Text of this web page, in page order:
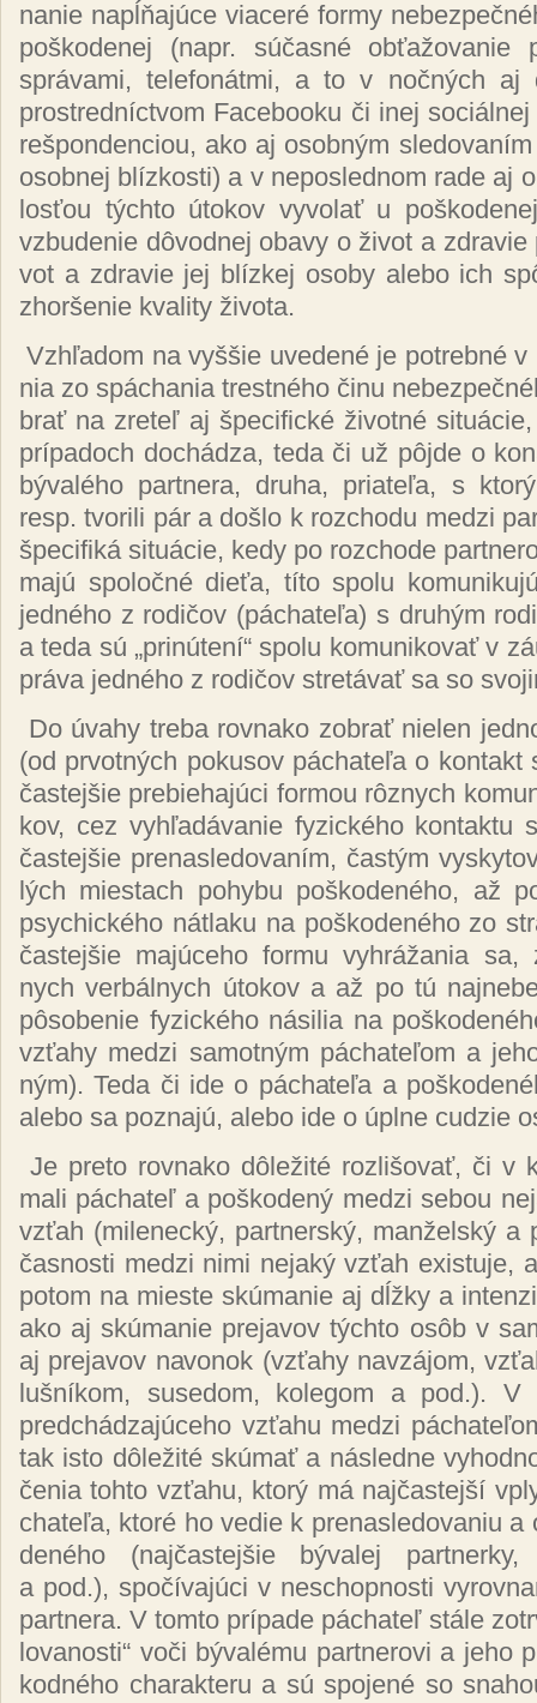
na­nie napĺňa­jú­ce via­ce­ré for­my
poš­ko­de­nej (napr. sú­čas­né ob­ťa­žo­va­nie
sprá­va­mi, te­le­fo­nát­mi, a to v noč­ných aj
pros­tred­níc­tvom Fa­ce­boo­ku či inej
reš­pon­den­ciou, ako aj osob­ným
osob­nej blíz­kos­ti) a v ne­pos­led­nom ra­de aj
los­ťou tých­to úto­kov vy­vo­lať u
vzbu­de­nie dô­vod­nej oba­vy o ži­vot a
vot a zdra­vie jej blíz­kej oso­by ale­bo ich
zhor­še­nie kva­li­ty ži­vo­ta.
Vzhľa­dom na vy­ššie uve­de­né je pot­reb­né
nia zo spá­chania tres­tné­ho či­nu
brať na zre­teľ aj špe­ci­fic­ké ži­vot­né
prí­pa­doch do­chá­dza, te­da či už pôj­de o
bý­va­lé­ho par­tne­ra, dru­ha, pria­te­ľa, s
resp. tvo­ri­li pár a doš­lo k roz­cho­du me­dzi
špe­ci­fi­ká si­tuácie, ke­dy po roz­cho­de
ma­jú spo­loč­né di­eťa, tí­to spo­lu
jed­né­ho z ro­di­čov (pá­cha­te­ľa) s dru­hým
a te­da sú „pri­nú­te­ní“ spo­lu ko­mu­ni­ko­vať v
prá­va jed­né­ho z ro­di­čov stre­tá­vať sa so
Do úva­hy tre­ba rov­na­ko zob­rať nie­len
(od pr­vot­ných po­ku­sov pá­cha­te­ľa o
čas­tej­šie pre­bie­ha­jú­ci for­mou rôz­nych
kov, cez vy­hľa­dá­va­nie fy­zic­ké­ho kon­tak­tu
čas­tej­šie pre­nas­le­do­va­ním, čas­tým
lých mies­tach po­hy­bu poš­ko­de­né­ho, až
psy­chic­ké­ho nát­la­ku na poš­ko­de­né­ho zo
čas­tej­šie ma­jú­ce­ho for­mu vy­hrá­ža­nia sa,
nych ver­bál­nych úto­kov a až po tú
pô­so­be­nie fy­zic­ké­ho ná­si­lia na
vzťa­hy me­dzi sa­mot­ným pá­cha­te­ľom a
ným). Te­da či ide o pá­cha­te­ľa a
ale­bo sa poz­na­jú, ale­bo ide o úpl­ne cu­dzie
Je pre­to rov­na­ko dô­le­ži­té roz­li­šo­vať, či v
ma­li pá­cha­teľ a poš­ko­de­ný me­dzi se­bou
vzťah (mi­le­nec­ký, par­tner­ský, man­žel­ský
čas­nos­ti me­dzi ni­mi ne­ja­ký vzťah exis­tu­je,
po­tom na mies­te skú­ma­nie aj dĺžky a
ako aj skú­ma­nie pre­ja­vov tých­to osôb v
aj pre­ja­vov na­vo­nok (vzťa­hy nav­zá­jom,
luš­ní­kom, su­se­dom, ko­le­gom a pod.). V
pred­chá­dza­jú­ce­ho vzťa­hu me­dzi
tak is­to dô­le­ži­té skú­mať a nás­led­ne
če­nia toh­to vzťa­hu, kto­rý má naj­čas­tej­ší
cha­te­ľa, kto­ré ho ve­die k pre­nas­le­do­va­niu
de­né­ho (naj­čas­tej­šie bý­va­lej par­tner­ky,
a pod.), spo­čí­va­jú­ci v nes­chop­nos­ti
par­tne­ra. V tom­to prí­pa­de pá­cha­teľ stá­le
lo­va­nos­ti“ vo­či bý­va­lé­mu par­tne­ro­vi a je­ho
kod­né­ho cha­rak­te­ru a sú spo­je­né so